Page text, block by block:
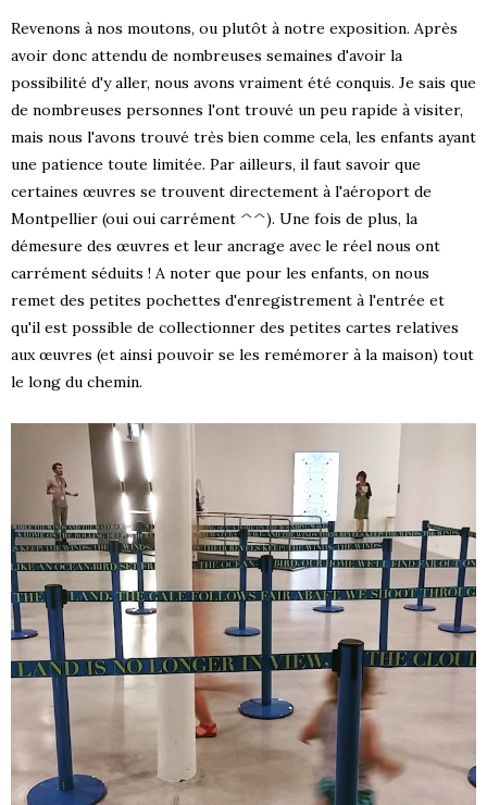
Revenons à nos moutons, ou plutôt à notre exposition. Après
avoir donc attendu de nombreuses semaines d'avoir la
possibilité d'y aller, nous avons vraiment été conquis. Je sais que
de nombreuses personnes l'ont trouvé un peu rapide à visiter,
mais nous l'avons trouvé très bien comme cela, les enfants ayant
une patience toute limitée. Par ailleurs, il faut savoir que
certaines œuvres se trouvent directement à l'aéroport de
Montpellier (oui oui carrément ^^). Une fois de plus, la
démesure des œuvres et leur ancrage avec le réel nous ont
carrément séduits ! A noter que pour les enfants, on nous
remet des petites pochettes d'enregistrement à l'entrée et
qu'il est possible de collectionner des petites cartes relatives
aux œuvres (et ainsi pouvoir se les remémorer à la maison) tout
le long du chemin.